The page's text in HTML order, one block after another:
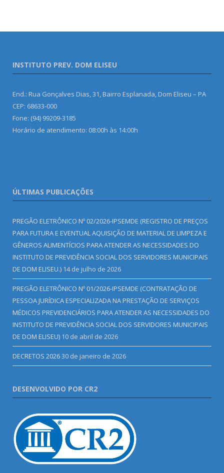
INSTITUTO PREV. DOM ELISEU
End.: Rua Gonçalves Dias, 31, Bairro Esplanada, Dom Eliseu – PA
CEP: 68633-000
Fone: (94) 99209-3185
Horário de atendimento: 08:00h às 14:00h
ÚLTIMAS PUBLICAÇÕES
PREGÃO ELETRÔNICO Nº 02/2026-IPSEMDE (REGISTRO DE PREÇOS
PARA FUTURA E EVENTUAL AQUISIÇÃO DE MATERIAL DE LIMPEZA E
GÊNEROS ALIMENTÍCIOS PARA ATENDER AS NECESSIDADES DO
INSTITUTO DE PREVIDÊNCIA SOCIAL DOS SERVIDORES MUNICIPAIS
DE DOM ELISEU.) 14 de julho de 2026
PREGÃO ELETRÔNICO Nº 01/2026-IPSEMDE (CONTRATAÇÃO DE
PESSOA JURÍDICA ESPECIALIZADA NA PRESTAÇÃO DE SERVIÇOS
MÉDICOS PREVIDENCIÁRIOS PARA ATENDER AS NECESSIDADES DO
INSTITUTO DE PREVIDÊNCIA SOCIAL DOS SERVIDORES MUNICIPAIS
DE DOM ELISEU) 10 de abril de 2026
DECRETOS 202630 de janeiro de 2026
DESENVOLVIDO POR CR2